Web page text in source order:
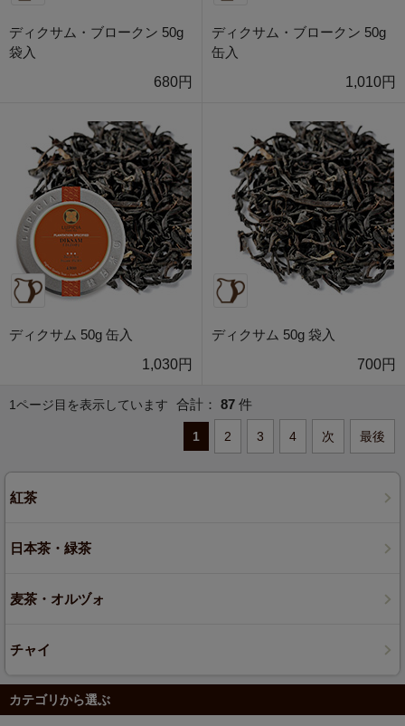
ディクサム・ブロークン 50g
袋入
680円
ディクサム・ブロークン 50g
缶入
1,010円
ディクサム 50g 缶入
1,030円
ディクサム 50g 袋入
700円
1ページ目を表示しています 合計： 87 件
1 2 3 4 次 最後
紅茶
日本茶・緑茶
麦茶・オルヅォ
チャイ
カテゴリから選ぶ